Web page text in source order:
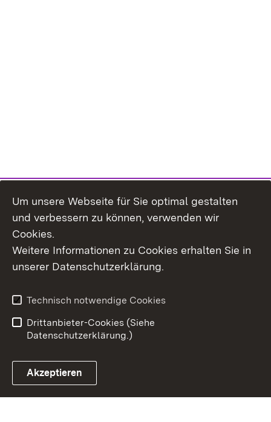
Erklärung zur
Benutzungshinweise
Um unsere Webseite für Sie optimal gestalten
und verbessern zu können, verwenden wir
Cookies.
Weitere Informationen zu Cookies erhalten Sie in
unserer Datenschutzerklärung.
Technisch notwendige Cookies
Drittanbieter-Cookies (Siehe
Datenschutzerklärung.)
Akzeptieren